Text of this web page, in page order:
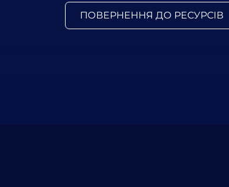
ПОВЕРНЕННЯ ДО РЕСУРСІВ